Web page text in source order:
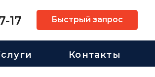
17 Быстрый запрос
Контакты